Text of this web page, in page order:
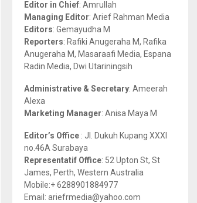
r
:
R
H
Editor in Chief: Amrullah
Managing Editor: Arief Rahman Media
Editors: Gemayudha M
Reporters: Rafiki Anugeraha M, Rafika
Anugeraha M, Masaraafi Media, Espana
Radin Media, Dwi Utariningsih
Administrative & Secretary: Ameerah
Alexa
Marketing Manager: Anisa Maya M
Editor’s Office : Jl. Dukuh Kupang XXXI
no.46A Surabaya
Representatif Office: 52 Upton St, St
James, Perth, Western Australia
Mobile:+ 6288901884977
Email: ariefrmedia@yahoo.com